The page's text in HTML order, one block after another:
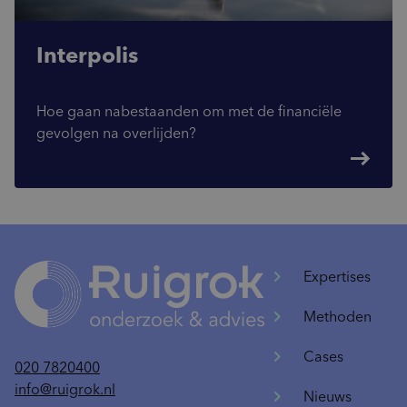
Interpolis
Hoe gaan nabestaanden om met de financiële
gevolgen na overlijden?
east
020 7820400
info@ruigrok.nl
Expertises
Methoden
Cases
Nieuws